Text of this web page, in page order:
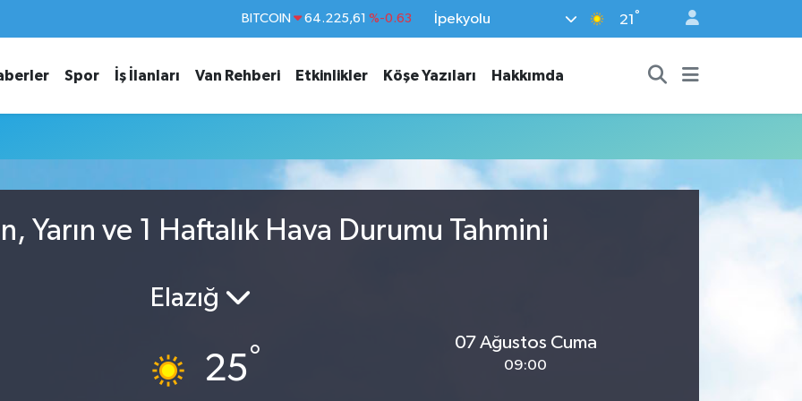
BITCOIN 64.225,61 %-0.63
EURO 55,0317 %-0.02
STERLİN 64,2463 %0.07
13.799
İpekyolu 21 °
Spor İş İlanları Van Rehberi Etkinlikler Köşe Yazıları Hakkımda
Yarın ve 1 Haftalık Hava Durumu Tahmini
Elazığ
25°
07 Ağustos Cuma
09:00